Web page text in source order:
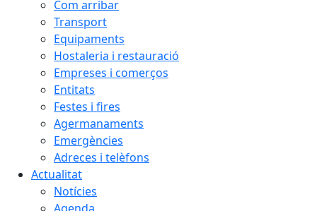
Com arribar
Transport
Equipaments
Hostaleria i restauració
Empreses i comerços
Entitats
Festes i fires
Agermanaments
Emergències
Adreces i telèfons
Actualitat
Notícies